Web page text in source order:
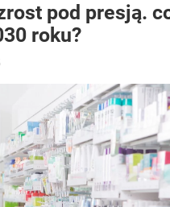
pod presją.
roku?